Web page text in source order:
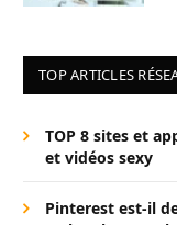
TOP ARTICLES
TOP 8 sites et
et vidéos sexy
Pinterest est-il